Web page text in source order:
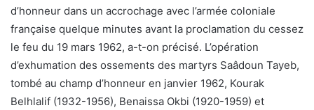
d’honneur dans un accrochage avec l’armée coloniale
française quelque minutes avant la proclamation du cessez
le feu du 19 mars 1962, a-t-on précisé. L’opération
d’exhumation des ossements des martyrs Saâdoun Tayeb,
tombé au champ d’honneur en janvier 1962, Kourak
Belhlalif (1932-1956), Benaissa Okbi (1920-1959) et